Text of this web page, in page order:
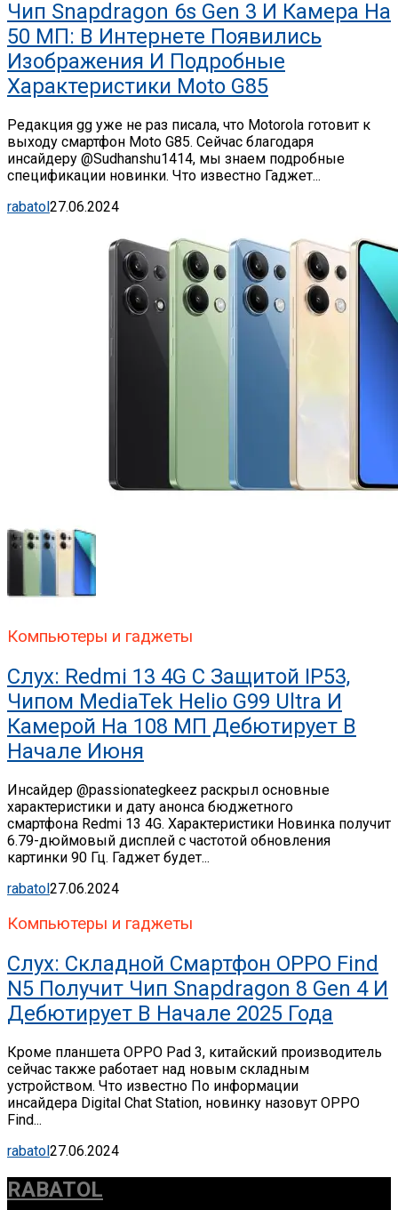
Чип Snapdragon 6s Gen 3 И Камера На
50 МП: В Интернете Появились
Изображения И Подробные
Характеристики Moto G85
Редакция gg уже не раз писала, что Motorola готовит к
выходу смартфон Moto G85. Сейчас благодаря
инсайдеру @Sudhanshu1414, мы знаем подробные
спецификации новинки. Что известно Гаджет...
rabatol27.06.2024
Компьютеры и гаджеты
Слух: Redmi 13 4G С Защитой IP53,
Чипом MediaTek Helio G99 Ultra И
Камерой На 108 МП Дебютирует В
Начале Июня
Инсайдер @passionategkeez раскрыл основные
характеристики и дату анонса бюджетного
смартфона Redmi 13 4G. Характеристики Новинка получит
6.79-дюймовый дисплей с частотой обновления
картинки 90 Гц. Гаджет будет...
rabatol 27.06.2024
Компьютеры и гаджеты
Слух: Складной Смартфон OPPO Find
N5 Получит Чип Snapdragon 8 Gen 4 И
Дебютирует В Начале 2025 Года
Кроме планшета OPPO Pad 3, китайский производитель
сейчас также работает над новым складным
устройством. Что известно По информации
инсайдера Digital Chat Station, новинку назовут OPPO
Find...
rabatol27.06.2024
RABATOL